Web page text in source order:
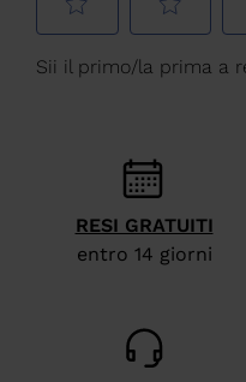
RESI GRATUITI
entro 14 giorni